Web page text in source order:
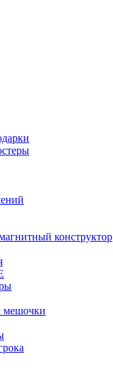
конструктор
мешочки